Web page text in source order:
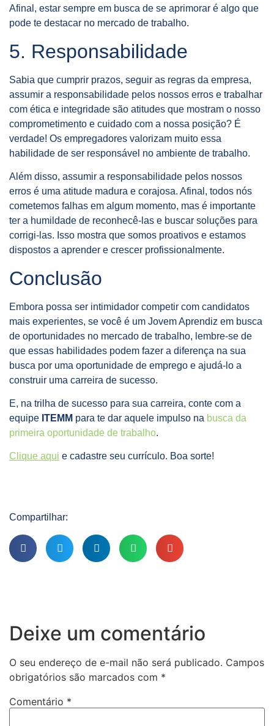
Afinal, estar sempre em busca de se aprimorar é algo que
pode te destacar no mercado de trabalho.
5. Responsabilidade
Sabia que cumprir prazos, seguir as regras da empresa,
assumir a responsabilidade pelos nossos erros e trabalhar
com ética e integridade são atitudes que mostram o nosso
comprometimento e cuidado com a nossa posição? É
verdade! Os empregadores valorizam muito essa
habilidade de ser responsável no ambiente de trabalho.
Além disso, assumir a responsabilidade pelos nossos
erros é uma atitude madura e corajosa. Afinal, todos nós
cometemos falhas em algum momento, mas é importante
ter a humildade de reconhecê-las e buscar soluções para
corrigi-las. Isso mostra que somos proativos e estamos
dispostos a aprender e crescer profissionalmente.
Conclusão
Embora possa ser intimidador competir com candidatos
mais experientes, se você é um Jovem Aprendiz em busca
de oportunidades no mercado de trabalho, lembre-se de
que essas habilidades podem fazer a diferença na sua
busca por uma oportunidade de emprego e ajudá-lo a
construir uma carreira de sucesso.
E, na trilha de sucesso para sua carreira, conte com a
equipe ITEMM para te dar aquele impulso na busca da
primeira oportunidade de trabalho.
Clique aqui e cadastre seu currículo. Boa sorte!
Compartilhar:
Deixe um comentário
O seu endereço de e-mail não será publicado. Campos
obrigatórios são marcados com *
Comentário *